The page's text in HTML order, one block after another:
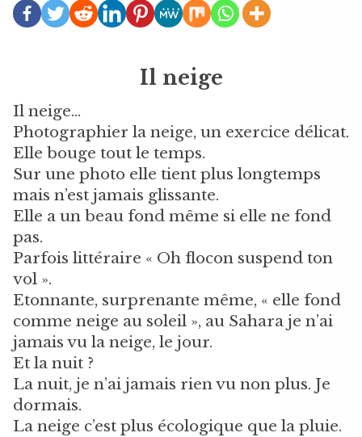
Il neige
Il neige…
Photographier la neige, un exercice délicat.
Elle bouge tout le temps.
Sur une photo elle tient plus longtemps
mais n’est jamais glissante.
Elle a un beau fond même si elle ne fond
pas.
Parfois littéraire « Oh flocon suspend ton
vol ».
Etonnante, surprenante même, « elle fond
comme neige au soleil », au Sahara je n’ai
jamais vu la neige, le jour.
Et la nuit ?
La nuit, je n’ai jamais rien vu non plus. Je
dormais.
La neige c’est plus écologique que la pluie.